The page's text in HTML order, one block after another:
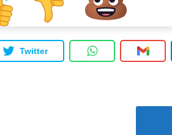
Twitter